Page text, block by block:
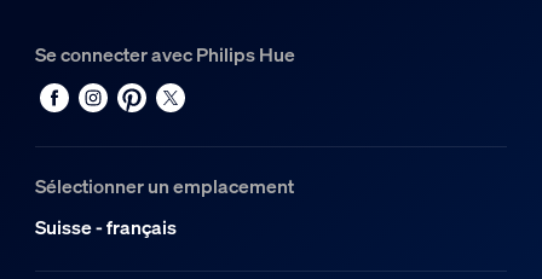
Se connecter avec Philips Hue
Sélectionner un emplacement
Suisse - français